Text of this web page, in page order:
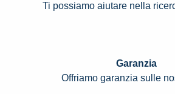
Ti possiamo aiutare nella
Garanzia
Offriamo garanzia sulle